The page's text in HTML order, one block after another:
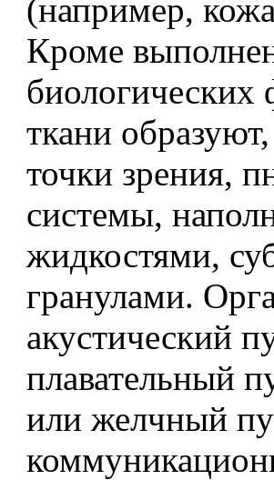
(например,
Кроме
ткани
точки зрения,
системы,
жидкостями,
гранулами.
акустический
плавательный
или желчный